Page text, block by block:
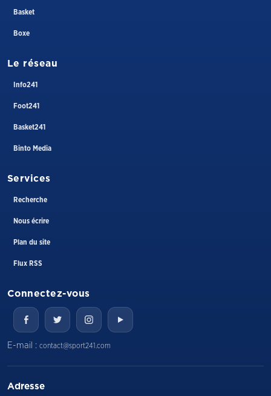
Basket
Boxe
Le réseau
Info241
Foot241
Basket241
Binto Media
Services
Recherche
Nous écrire
Plan du site
Flux RSS
Connectez-vous
E-mail : contact@sport241.com
Adresse